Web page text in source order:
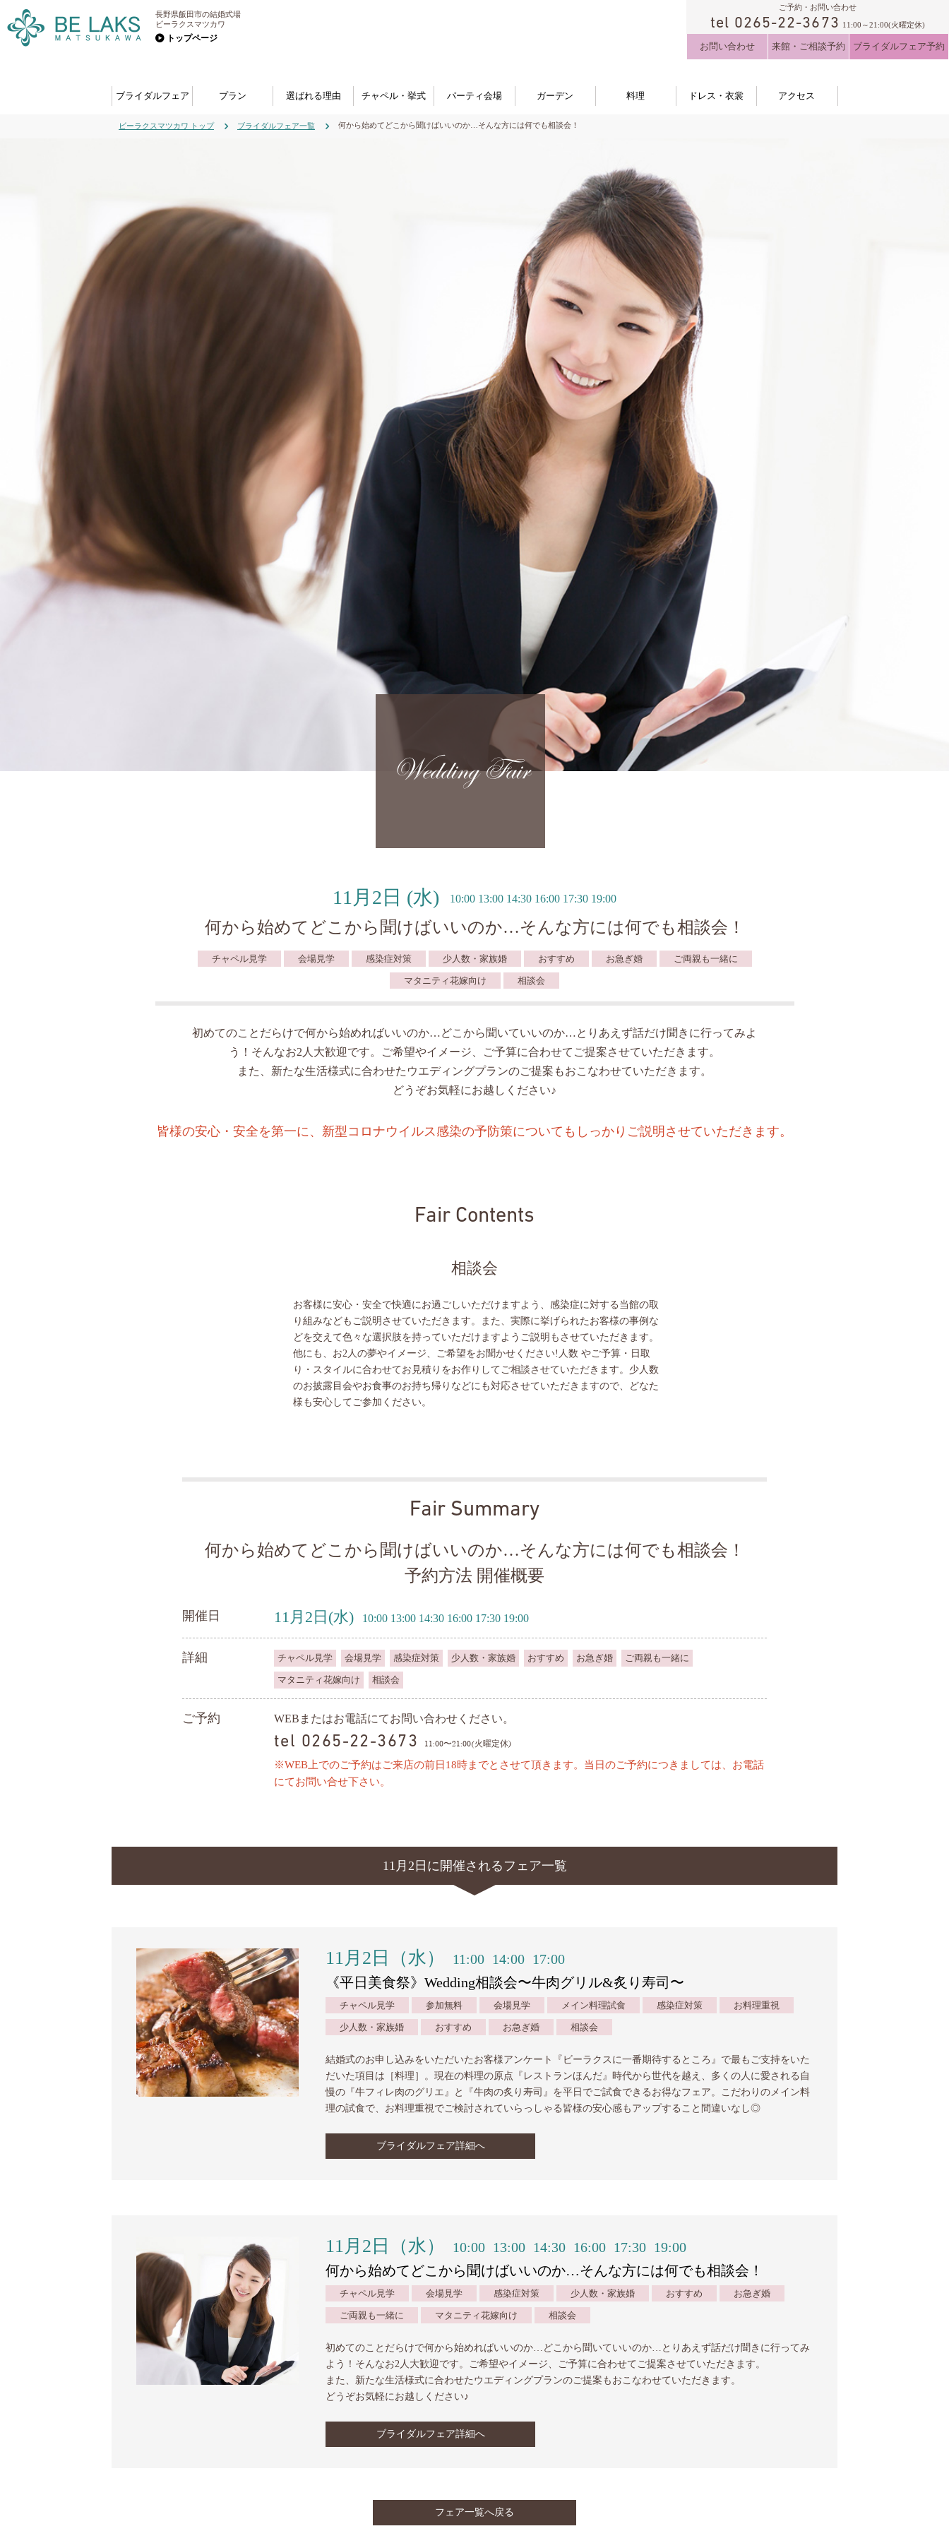
長野県飯田市の結婚式場
ビーラクスマツカワ
トップページ
ご予約・お問い合わせ
tel 0265-22-3673 11:00～21:00(火曜定休)
お問い合わせ 来館・ご相談予約 ブライダルフェア予約
ブライダルフェア プラン 選ばれる理由 チャペル・挙式 パーティ会場 ガーデン 料理 ドレス・衣裳 アクセス
ビーラクスマツカワ トップ ブライダルフェア一覧 何から始めてどこから聞けばいいのか…そんな方には何でも相談会！
Wedding Fair
11月2日 (水) 10:00 13:00 14:30 16:00 17:30 19:00
何から始めてどこから聞けばいいのか…そんな方には何でも相談会！
チャペル見学 会場見学 感染症対策 少人数・家族婚 おすすめ お急ぎ婚 ご両親も一緒に
マタニティ花嫁向け 相談会
初めてのことだらけで何から始めればいいのか…どこから聞いていいのか…とりあえず話だけ聞きに行ってみよ
う！そんなお2人大歓迎です。ご希望やイメージ、ご予算に合わせてご提案させていただきます。
また、新たな生活様式に合わせたウエディングプランのご提案もおこなわせていただきます。
どうぞお気軽にお越しください♪
皆様の安心・安全を第一に、新型コロナウイルス感染の予防策についてもしっかりご説明させていただきます。
Fair Contents
相談会
お客様に安心・安全で快適にお過ごしいただけますよう、感染症に対する当館の取
り組みなどもご説明させていただきます。また、実際に挙げられたお客様の事例な
どを交えて色々な選択肢を持っていただけますようご説明もさせていただきます。
他にも、お2人の夢やイメージ、ご希望をお聞かせください!人数 やご予算・日取
り・スタイルに合わせてお見積りをお作りしてご相談させていただきます。少人数
のお披露目会やお食事のお持ち帰りなどにも対応させていただきますので、どなた
様も安心してご参加ください。
Fair Summary
何から始めてどこから聞けばいいのか…そんな方には何でも相談会！
予約方法 開催概要
開催日 11月2日 (水) 10:00 13:00 14:30 16:00 17:30 19:00
詳細 チャペル見学 会場見学 感染症対策 少人数・家族婚 おすすめ お急ぎ婚 ご両親も一緒に
マタニティ花嫁向け 相談会
ご予約 WEBまたはお電話にてお問い合わせください。
tel 0265-22-3673 11:00〜21:00(火曜定休)
※WEB上でのご予約はご来店の前日18時までとさせて頂きます。当日のご予約につきましては、お電話
にてお問い合せ下さい。
11月2日に開催されるフェア一覧
11月2日（水） 11:00 14:00 17:00
《平日美食祭》Wedding相談会〜牛肉グリル&炙り寿司〜
チャペル見学 参加無料 会場見学 メイン料理試食 感染症対策 お料理重視
少人数・家族婚 おすすめ お急ぎ婚 相談会
結婚式のお申し込みをいただいたお客様アンケート『ビーラクスに一番期待するところ』で最もご支持をいた
だいた項目は［料理］。現在の料理の原点『レストランほんだ』時代から世代を越え、多くの人に愛される自
慢の『牛フィレ肉のグリエ』と『牛肉の炙り寿司』を平日でご試食できるお得なフェア。こだわりのメイン料
理の試食で、お料理重視でご検討されていらっしゃる皆様の安心感もアップすること間違いなし◎
ブライダルフェア詳細へ
11月2日（水） 10:00 13:00 14:30 16:00 17:30 19:00
何から始めてどこから聞けばいいのか…そんな方には何でも相談会！
チャペル見学 会場見学 感染症対策 少人数・家族婚 おすすめ お急ぎ婚
ご両親も一緒に マタニティ花嫁向け 相談会
初めてのことだらけで何から始めればいいのか…どこから聞いていいのか…とりあえず話だけ聞きに行ってみ
よう！そんなお2人大歓迎です。ご希望やイメージ、ご予算に合わせてご提案させていただきます。
また、新たな生活様式に合わせたウエディングプランのご提案もおこなわせていただきます。
どうぞお気軽にお越しください♪
ブライダルフェア詳細へ
フェア一覧へ戻る